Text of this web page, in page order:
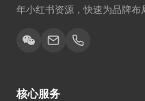
年小红书资源，快速为品牌布
核心服务